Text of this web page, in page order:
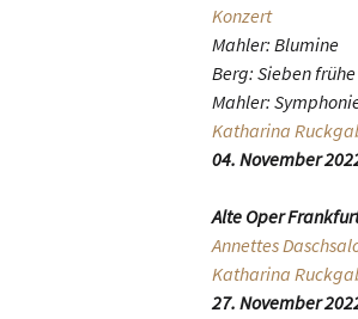
Konzert
Mahler: Blumine
Berg: Sieben
Mahler:
Katharina
04. November
Alte Oper
Annettes
Katharina
27. November